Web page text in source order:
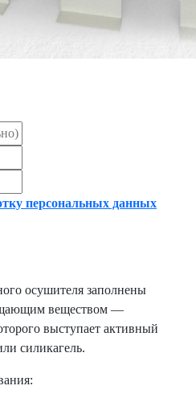
персональных данных
осушителя заполнены
веществом —
выступает активный
силикагель.